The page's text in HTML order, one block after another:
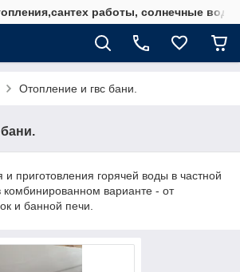
работы, солнечные
Отопление и гвс бани.
приготовления горячей воды в частной
варианте - от
и банной печи.